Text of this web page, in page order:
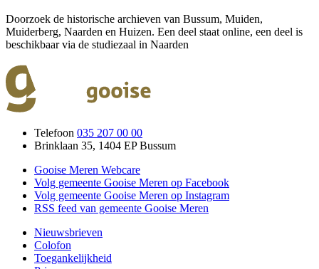
Doorzoek de historische archieven van Bussum, Muiden,
Muiderberg, Naarden en Huizen. Een deel staat online, een deel is
beschikbaar via de studiezaal in Naarden
Telefoon 035 207 00 00
Brinklaan 35, 1404 EP Bussum
Gooise Meren Webcare
Volg gemeente Gooise Meren op Facebook
Volg gemeente Gooise Meren op Instagram
RSS feed van gemeente Gooise Meren
Nieuwsbrieven
Colofon
Toegankelijkheid